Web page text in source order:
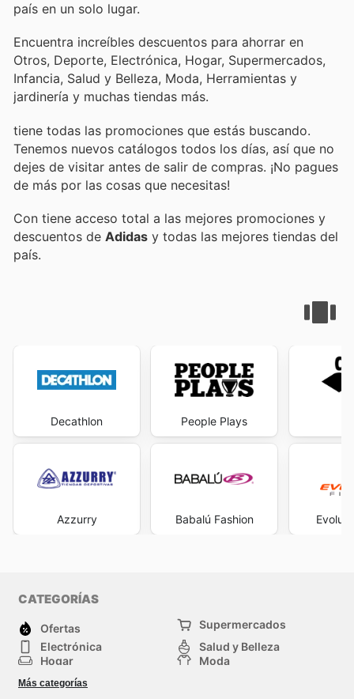
país en un solo lugar.
Encuentra increíbles descuentos para ahorrar en
Otros, Deporte, Electrónica, Hogar, Supermercados,
Infancia, Salud y Belleza, Moda, Herramientas y
jardinería y muchas tiendas más.
tiene todas las promociones que estás buscando.
Tenemos nuevos catálogos todos los días, así que no
dejes de visitar antes de salir de compras. ¡No pagues
de más por las cosas que necesitas!
Con tiene acceso total a las mejores promociones y
descuentos de Adidas y todas las mejores tiendas del
país.
Decathlon
Azzurry
People Plays
Babalú Fashion
CATEGORÍAS
Ofertas
Supermercados
Electrónica
Salud y Belleza
Hogar
Moda
Herramientas y jardinería
Infancia
Más categorías